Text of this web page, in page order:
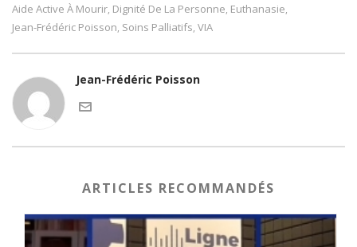
Aide Active À Mourir, Dignité De La Personne, Euthanasie,
Jean-Frédéric Poisson, Soins Palliatifs, VIA
Jean-Frédéric Poisson
ARTICLES RECOMMANDÉS